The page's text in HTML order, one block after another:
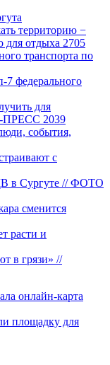
территорию −
для отдыха 2705
транспорта по
федерального
для
ПРЕСС 2039
события,
с
в Сургуте // ФОТО
сменится
расти и
в грязи» //
онлайн-карта
площадку для